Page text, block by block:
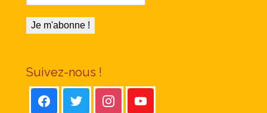
Suivez-nous !